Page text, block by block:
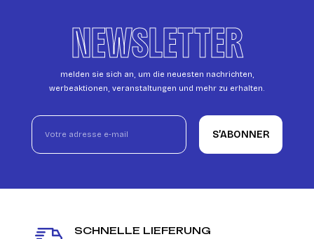
NEWSLETTER
melden sie sich an, um die neuesten nachrichten,
werbeaktionen, veranstaltungen und mehr zu erhalten.
S’ABONNER
SCHNELLE LIEFERUNG